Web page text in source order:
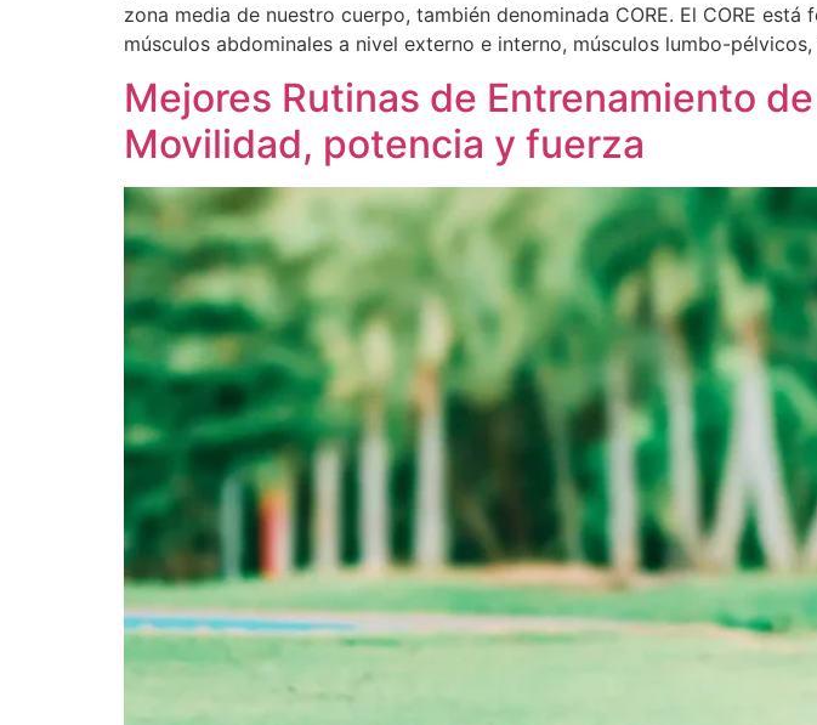
zona media de nuestro cuerpo, también denominada CORE. El CORE
músculos abdominales a nivel externo e interno, músculos lumbo-
Mejores Rutinas de Entrenamiento
Movilidad, potencia y fuerza